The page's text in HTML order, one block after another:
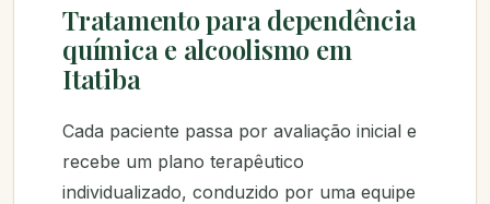
Tratamento para dependência
química e alcoolismo em
Itatiba
Cada paciente passa por avaliação inicial e
recebe um plano terapêutico
individualizado, conduzido por uma equipe